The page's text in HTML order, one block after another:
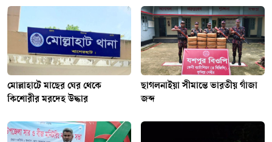
মোল্লাহাটে মাছের ঘের থেকে
কিশোরীর মরদেহ উদ্ধার
ছাগলনাইয়া সীমান্তে ভারতীয় গাঁজা
জব্দ